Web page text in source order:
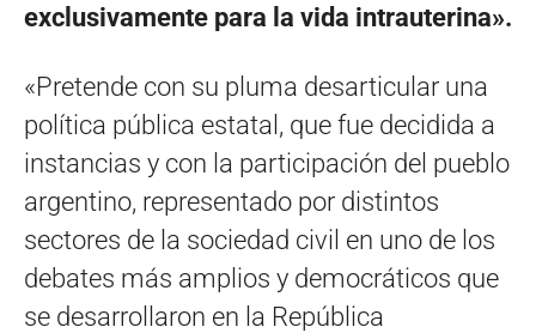
exclusivamente para la vida intrauterina».
«Pretende con su pluma desarticular una
política pública estatal, que fue decidida a
instancias y con la participación del pueblo
argentino, representado por distintos
sectores de la sociedad civil en uno de los
debates más amplios y democráticos que
se desarrollaron en la República